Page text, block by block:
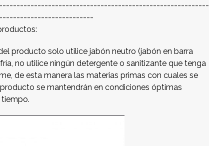
producto solo utilice jabón neutro (jabón en barra
no utilice ningún detergente o sanitizante que tenga
de esta manera las materias primas con cuales se
se mantendrán en condiciones óptimas